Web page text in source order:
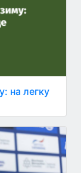
на легку